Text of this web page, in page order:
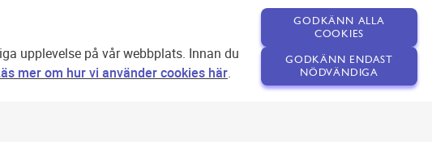
upplevelse på vår webbplats. Innan du
mer om hur vi använder cookies här.
GODKÄNN ALLA
COOKIES
GODKÄNN ENDAST
NÖDVÄNDIGA